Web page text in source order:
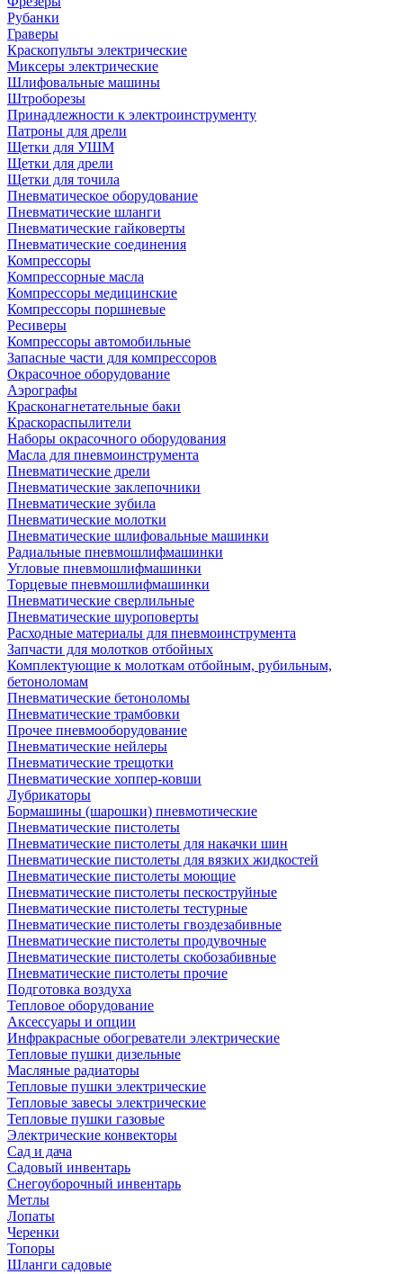
Рубанки
Граверы
Краскопульты электрические
Миксеры электрические
Шлифовальные машины
Штроборезы
Принадлежности к электроинструменту
Патроны для дрели
Щетки для УШМ
Щетки для дрели
Щетки для точила
Пневматическое оборудование
Пневматические шланги
Пневматические гайковерты
Пневматические соединения
Компрессоры
Компрессорные масла
Компрессоры медицинские
Компрессоры поршневые
Ресиверы
Компрессоры автомобильные
Запасные части для компрессоров
Окрасочное оборудование
Аэрографы
Красконагнетательные баки
Краскораспылители
Наборы окрасочного оборудования
Масла для пневмоинструмента
Пневматические дрели
Пневматические заклепочники
Пневматические зубила
Пневматические молотки
Пневматические шлифовальные машинки
Радиальные пневмошлифмашинки
Угловые пневмошлифмашинки
Торцевые пневмошлифмашинки
Пневматические сверлильные
Пневматические шуроповерты
Расходные материалы для пневмоинструмента
Запчасти для молотков отбойных
Комплектующие к молоткам отбойным, рубильным,
бетоноломам
Пневматические бетоноломы
Пневматические трамбовки
Прочее пневмооборудование
Пневматические нейлеры
Пневматические трещотки
Пневматические хоппер-ковши
Лубрикаторы
Бормашины (шарошки) пневмотические
Пневматические пистолеты
Пневматические пистолеты для накачки шин
Пневматические пистолеты для вязких жидкостей
Пневматические пистолеты моющие
Пневматические пистолеты пескоструйные
Пневматические пистолеты тестурные
Пневматические пистолеты гвоздезабивные
Пневматические пистолеты продувочные
Пневматические пистолеты скобозабивные
Пневматические пистолеты прочие
Подготовка воздуха
Тепловое оборудование
Аксессуары и опции
Инфракрасные обогреватели электрические
Тепловые пушки дизельные
Масляные радиаторы
Тепловые пушки электрические
Тепловые завесы электрические
Тепловые пушки газовые
Электрические конвекторы
Сад и дача
Садовый инвентарь
Снегоуборочный инвентарь
Метлы
Лопаты
Черенки
Топоры
Шланги садовые